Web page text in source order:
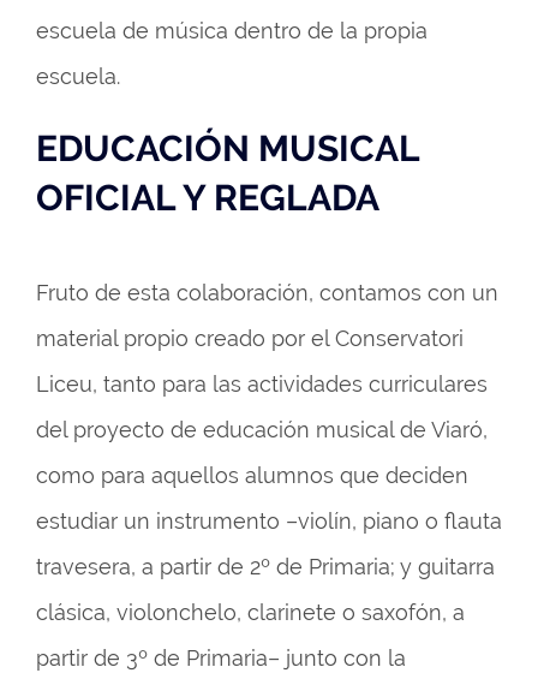
escuela de música dentro de la propia
escuela.
EDUCACIÓN MUSICAL
OFICIAL Y REGLADA
Fruto de esta colaboración, contamos con un
material propio creado por el Conservatori
Liceu, tanto para las actividades curriculares
del proyecto de educación musical de Viaró,
como para aquellos alumnos que deciden
estudiar un instrumento –violín, piano o flauta
travesera, a partir de 2º de Primaria; y guitarra
clásica, violonchelo, clarinete o saxofón, a
partir de 3º de Primaria– junto con la